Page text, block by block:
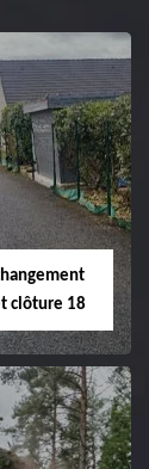
clôture 18